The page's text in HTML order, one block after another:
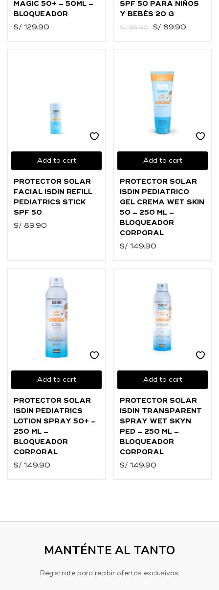
MAGIC 50+ – 50ML –
BLOQUEADOR
S/ 129.90
SPF 50 PARA NIÑOS
Y BEBÉS 20 G
S/99.90 S/ 89.90
Add to cart
PROTECTOR SOLAR
FACIAL ISDIN REFILL
PEDIATRICS STICK
SPF 50
S/ 89.90
Add to cart
PROTECTOR SOLAR
ISDIN PEDIATRICO
GEL CREMA WET SKIN
50 – 250 ML –
BLOQUEADOR
CORPORAL
S/ 149.90
Add to cart
PROTECTOR SOLAR
ISDIN PEDIATRICS
LOTION SPRAY 50+ –
250 ML –
BLOQUEADOR
CORPORAL
S/ 149.90
Add to cart
PROTECTOR SOLAR
ISDIN TRANSPARENT
SPRAY WET SKYN
PED – 250 ML –
BLOQUEADOR
CORPORAL
S/ 149.90
MANTÉNTE AL TANTO
Regístrate para recibir ofertas exclusivas.